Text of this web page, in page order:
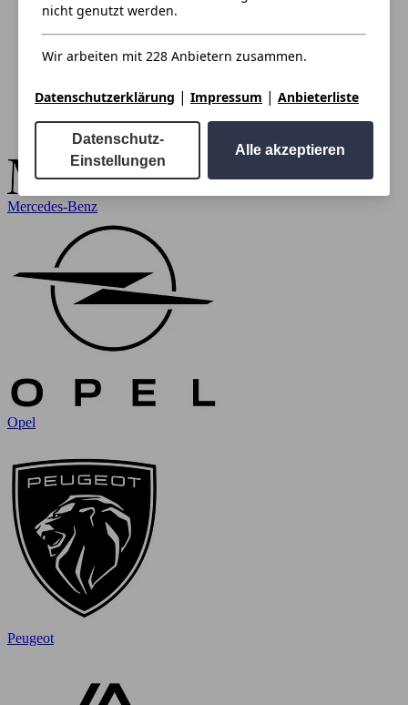
Mercedes-Benz
Opel
Peugeot
nicht genutzt werden.
Wir arbeiten mit 228 Anbietern zusammen.
Datenschutzerklärung | Impressum | Anbieterliste
Datenschutz-
Einstellungen
Alle akzeptieren